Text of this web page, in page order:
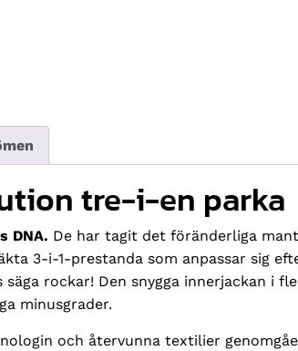
tre-i-en parka
DNA. De har tagit det föränderliga
3-i-1-prestanda som anpassar sig
rockar! Den snygga innerjackan i
minusgrader.
och återvunna textilier